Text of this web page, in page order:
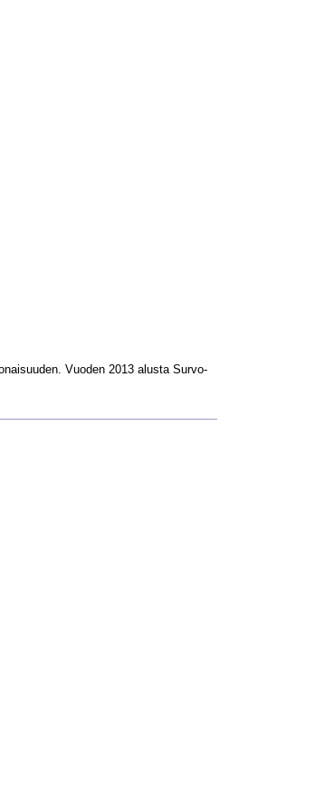
Vuoden 2013 alusta Survo-